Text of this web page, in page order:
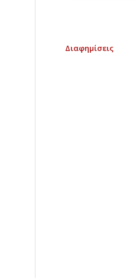
Διαφημίσεις